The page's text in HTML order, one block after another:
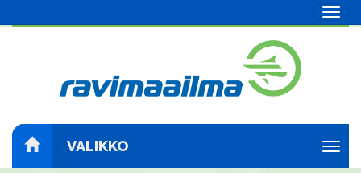
VALIKKO